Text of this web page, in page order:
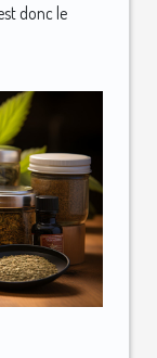
donc le